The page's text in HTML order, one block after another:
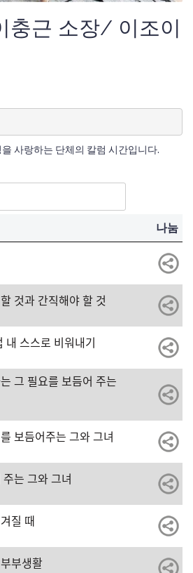
충근 소장/ 이조이
사랑하는 단체의 칼럼 시간입니다.
나눔
것과 간직해야 할 것
내 스스로 비워내기
그 필요를 보듬어 주는
보듬어주는 그와 그녀
그와 그녀
때